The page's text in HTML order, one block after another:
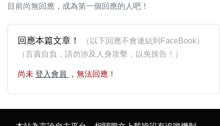
目前尚無回應，成為第一個回應的人吧！
回應本篇文章！
（以下回應不會連結到FaceBook）
（言責自負，請勿涉及人身攻擊，以免挨告！）
尚未 登入會員 ，無法回應！